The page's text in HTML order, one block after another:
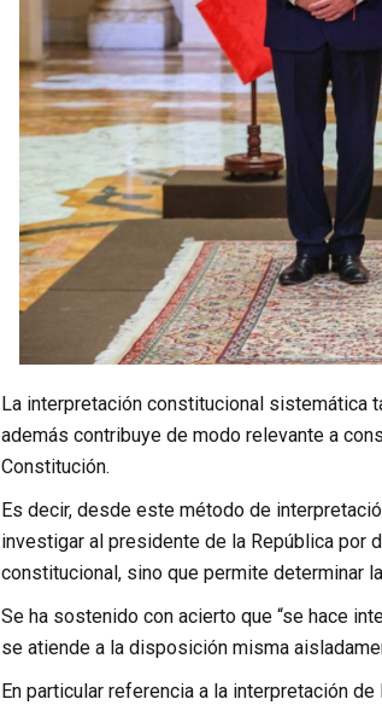
La interpretación constitucional sistemática
además contribuye de modo relevante a
Constitución.
Es decir, desde este método de
investigar al presidente de la República por
constitucional, sino que permite determinar
Se ha sostenido con acierto que “se hace
se atiende a la disposición misma
En particular referencia a la interpretación